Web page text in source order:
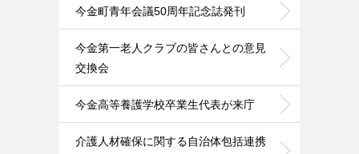
今金町青年会議50周年記念誌発刊
今金第一老人クラブの皆さんとの意見
交換会
今金高等養護学校卒業生代表が来庁
介護人材確保に関する自治体包括連携